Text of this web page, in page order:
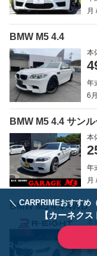
＼ CARPRIMEおすすめ
【カーネク
月
BMW M5 4.4
本
年
6月
BMW M5 4.4 サン
本
年
月
BMW M5 4.4 4WD
年